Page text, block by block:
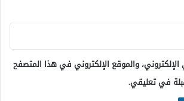
والموقع الإلكتروني في هذا المتصفح
في تعليقي.